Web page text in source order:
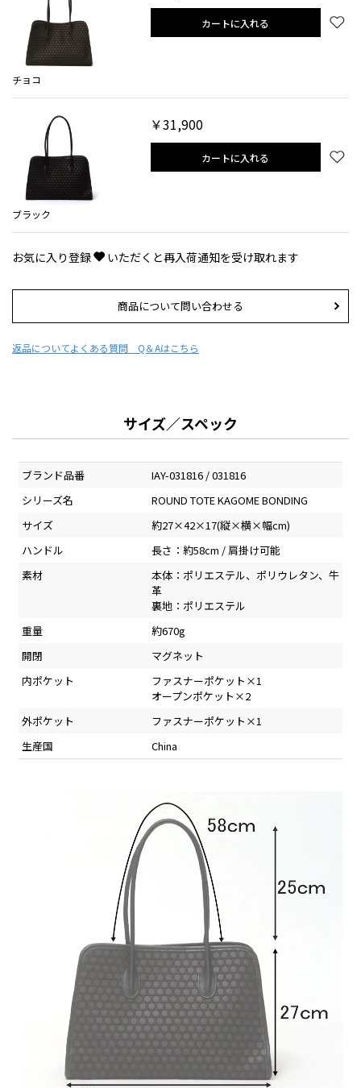
チョコ
カートに入れる
ブラック
￥31,900
カートに入れる
お気に入り登録 いただくと再入荷通知を受け取れます
商品について問い合わせる
返品についてよくある質問 Q＆Aはこちら
サイズ／スペック
ブランド品番
IAY-031816 / 031816
シリーズ名
ROUND TOTE KAGOME BONDING
サイズ
約27×42×17(縦×横×幅cm)
ハンドル
長さ：約58cm / 肩掛け可能
素材
本体：ポリエステル、ポリウレタン、牛
革
裏地：ポリエステル
重量
約670g
開閉
マグネット
内ポケット
ファスナーポケット×1
オープンポケット×2
外ポケット
ファスナーポケット×1
生産国
China